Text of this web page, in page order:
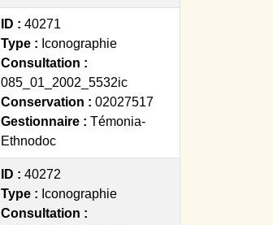
ID : 40271
Type : Iconographie
Consultation :
085_01_2002_5532ic
Conservation : 02027517
Gestionnaire : Témonia-
Ethnodoc
ID : 40272
Type : Iconographie
Consultation :